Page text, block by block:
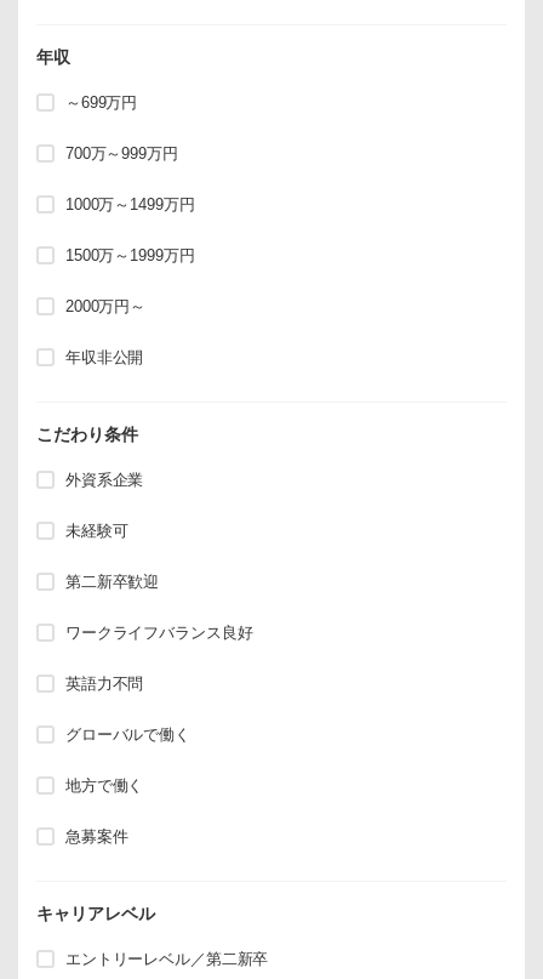
年収
～699万円
700万～999万円
1000万～1499万円
1500万～1999万円
2000万円～
年収非公開
こだわり条件
外資系企業
未経験可
第二新卒歓迎
ワークライフバランス良好
英語力不問
グローバルで働く
地方で働く
急募案件
キャリアレベル
エントリーレベル／第二新卒